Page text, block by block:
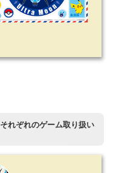
れぞれのゲーム取り扱い